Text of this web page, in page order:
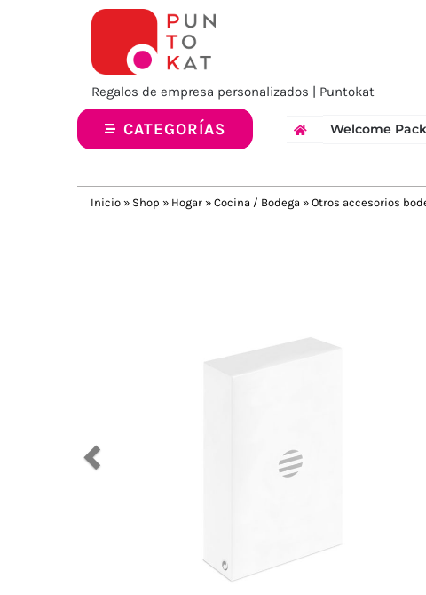
Regalos de empresa personalizados | Puntokat
CATEGORÍAS Welcome Pack
Inicio » Shop » Hogar » Cocina / Bodega » Otros accesorios